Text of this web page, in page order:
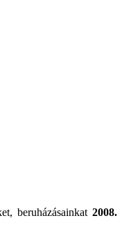
beruházásainkat